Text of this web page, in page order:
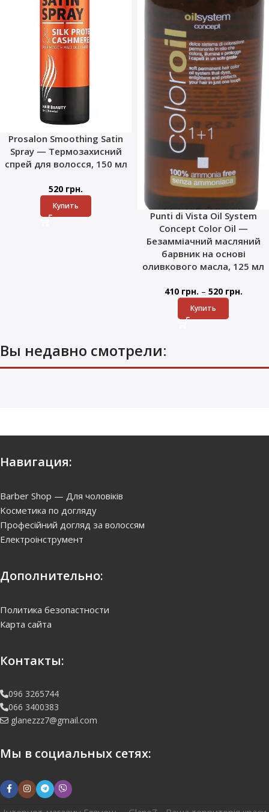
Prosalon Smoothing Satin
Spray — Термозахисний
спрей для волосся, 150 мл
520 грн.
Купить
Punti di Vista Oil System
Concept Color Oil —
Безамміачний масляний
барвник на основі
оливкового масла, 125 мл
410 грн. – 520 грн.
Купить
Вы недавно смотрели:
Навигация:
Barber Shop — Для чоловіків
Kосметика по догляду
Професійний догляд за волоссям
Електроінструмент
Дополнительно:
Политика безопастности
Карта сайта
Контакты:
096 3265744
066 3400383
glanezzz7@gmail.com
Мы в социальных сетях: